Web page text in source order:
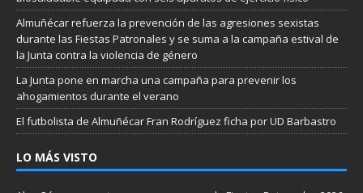
Almuñécar refuerza la prevención de las agresiones sexistas
durante las Fiestas Patronales y se suma a la campaña estival de
la Junta contra la violencia de género
La Junta pone en marcha una campaña para prevenir los
ahogamientos durante el verano
El futbolista de Almuñécar Fran Rodríguez ficha por UD Barbastro
LO MÁS VISTO